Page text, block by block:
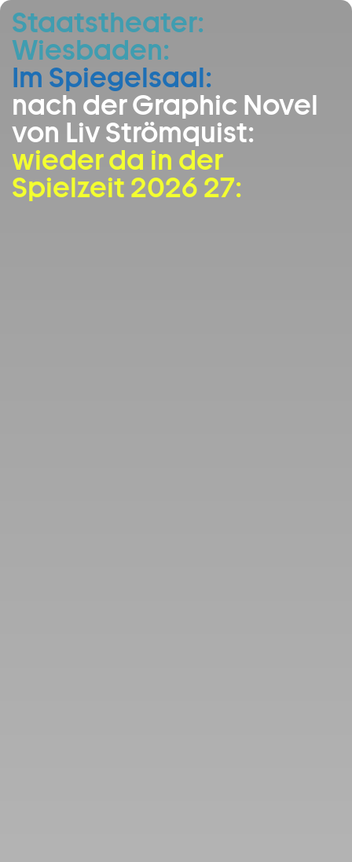
Zum Hauptinhalt springen
Zum Footer springen
Staatstheater:
Wiesbaden:
Im Spiegelsaal:
nach der Graphic Novel
von Liv Strömquist:
wieder da in der
Spielzeit 2026 27: